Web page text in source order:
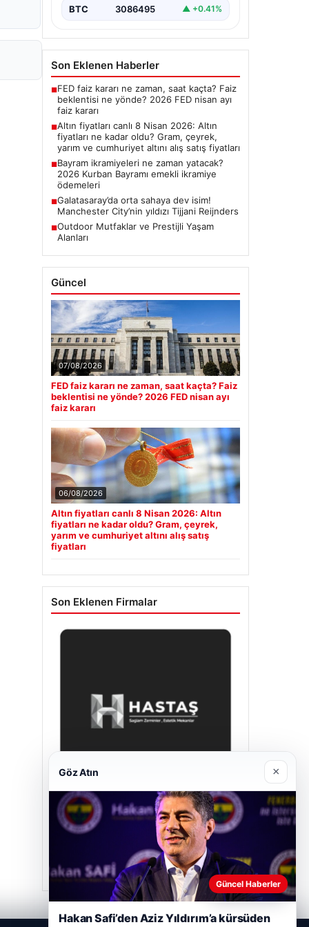
BTC 3086495 ▲ +0.41%
Son Eklenen Haberler
■FED faiz kararı ne zaman, saat kaçta? Faiz
beklentisi ne yönde? 2026 FED nisan ayı
faiz kararı
■Altın fiyatları canlı 8 Nisan 2026: Altın
fiyatları ne kadar oldu? Gram, çeyrek,
yarım ve cumhuriyet altını alış satış fiyatları
■Bayram ikramiyeleri ne zaman yatacak?
2026 Kurban Bayramı emekli ikramiye
ödemeleri
■Galatasaray’da orta sahaya dev isim!
Manchester City’nin yıldızı Tijjani Reijnders
■Outdoor Mutfaklar ve Prestijli Yaşam
Alanları
Güncel
07/08/2026
FED faiz kararı ne zaman, saat kaçta? Faiz
beklentisi ne yönde? 2026 FED nisan ayı
faiz kararı
06/08/2026
Altın fiyatları canlı 8 Nisan 2026: Altın
fiyatları ne kadar oldu? Gram, çeyrek,
yarım ve cumhuriyet altını alış satış
fiyatları
Son Eklenen Firmalar
Hastaş Beton
Göz Atın ×
Güncel Haberler
Hakan Safi’den Aziz Yıldırım’a kürsüden